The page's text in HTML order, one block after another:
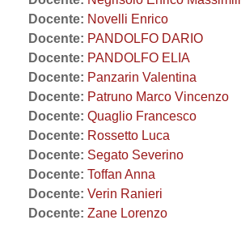
Docente: Novelli Enrico
Docente: PANDOLFO DARIO
Docente: PANDOLFO ELIA
Docente: Panzarin Valentina
Docente: Patruno Marco Vincenzo
Docente: Quaglio Francesco
Docente: Rossetto Luca
Docente: Segato Severino
Docente: Toffan Anna
Docente: Verin Ranieri
Docente: Zane Lorenzo